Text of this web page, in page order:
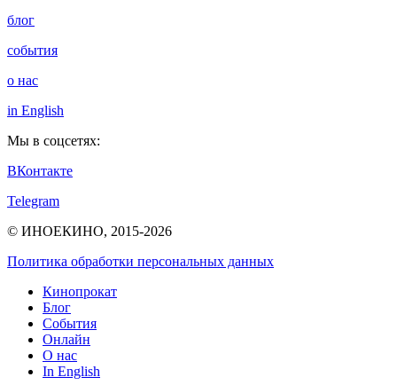
блог
события
о нас
in English
Мы в соцсетях:
ВКонтакте
Telegram
© ИНОЕКИНО, 2015-2026
Политика обработки персональных данных
Кинопрокат
Блог
События
Онлайн
О нас
In English